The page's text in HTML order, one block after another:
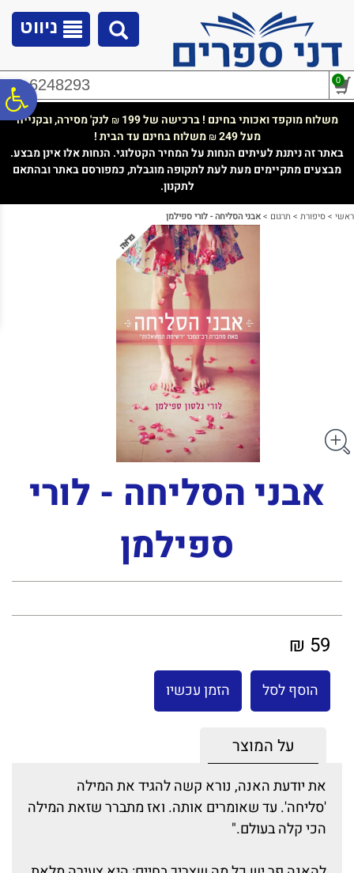
נגישות
ניווט
02-6248293 0
משלוח מוקפד ואכותי בחינם ! ברכישה של 199 ₪ לנק' מסירה, ובקנייה
מעל 249
₪משלוח בחינם עד הבית !
באתר זה ניתנת לעיתים הנחות על המחיר הקטלוגי. הנחות אלו אינן מבצע.
מבצעים מתקיימים מעת לעת לתקופה מוגבלת, כמפורסם באתר ובהתאם
לתקנון.
ראשי >סיפורת > תרגום >אבני הסליחה - לורי ספילמן
אבני הסליחה - לורי
ספילמן
59 ₪
הוסף לסל הזמן עכשיו
על המוצר
את יודעת האנה, נורא קשה להגיד את המילה
'סליחה'. עד שאומרים אותה. ואז מתברר שזאת המילה
הכי קלה בעולם."